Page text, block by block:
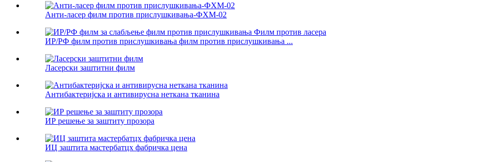
Анти-ласер филм против прислушкивања-ФХМ-02
ИР/РФ филм против прислушкивања филм против прислушкивања ...
Ласерски заштитни филм
Антибактеријска и антивирусна неткана тканина
ИР решење за заштиту прозора
ИЦ заштита мастербатцх фабричка цена